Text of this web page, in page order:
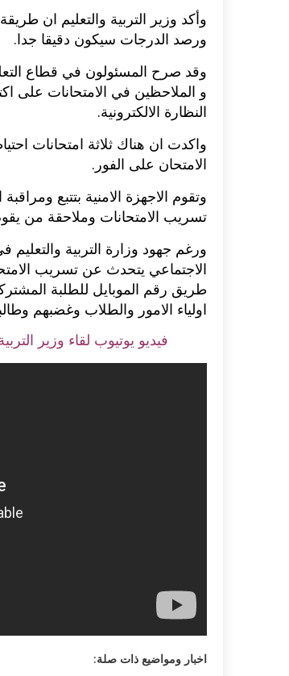
وأكد وزير التربية والتعليم ان
ورصد الدرجات سيكون دقيقا جدا.
وقد صرح المسئولون في قطاع
و الملاحظين في الامتحانات على
النظارة الالكترونية.
واكدت ان هناك ثلاثة امتحانات
الامتحان على الفور.
وتقوم الاجهزة الامنية بتتبع
تسريب الامتحانات وملاحقة من
ورغم جهود وزارة التربية
الاجتماعي يتحدث عن تسريب
طريق رقم الموبايل للطلبة
اولياء الامور والطلاب وغضبهم
فيديو يوتيوب لقاء وزير
اخبار ومواضيع ذات صلة:
طريقة تحضير
وصفات بالفيديو
اكلات عيد الاضحى 2023 وصفات طبخ